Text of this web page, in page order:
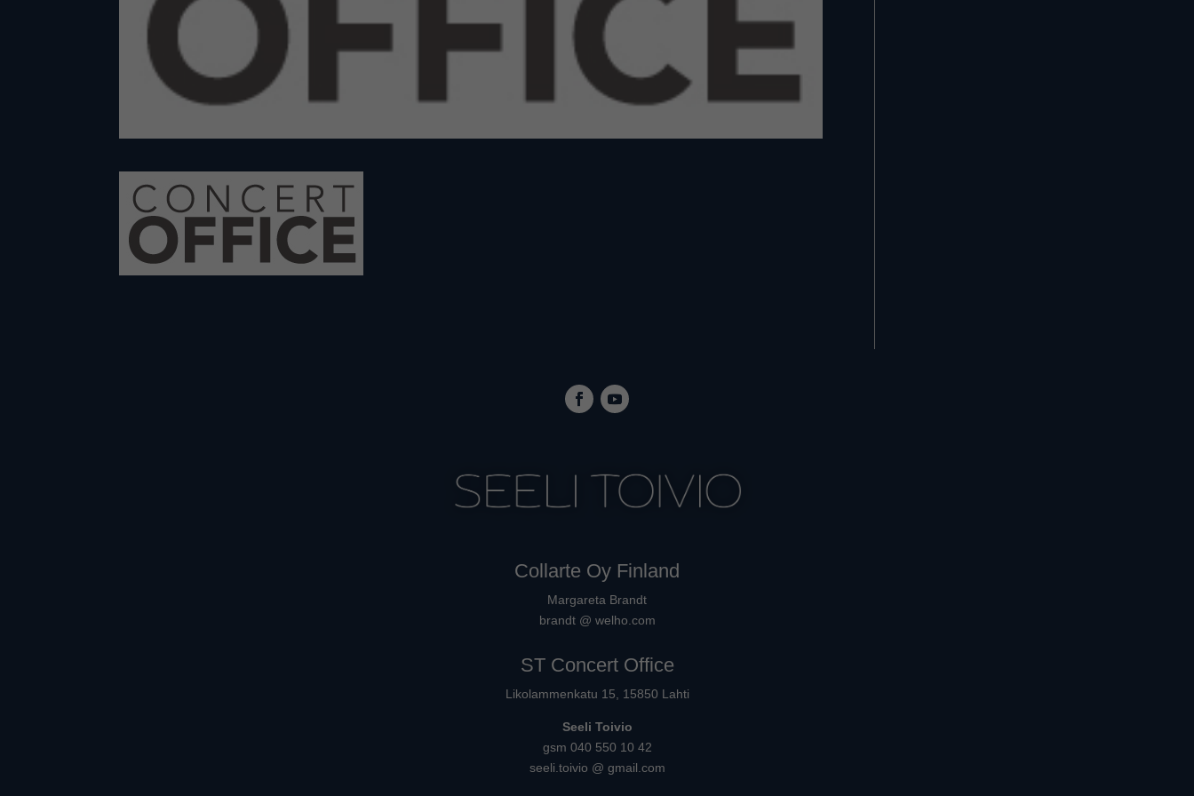
Collarte Oy Finland
Margareta Brandt
brandt @ welho.com
ST Concert Office
Likolammenkatu 15, 15850 Lahti
Seeli Toivio
gsm 040 550 10 42
seeli.toivio @ gmail.com